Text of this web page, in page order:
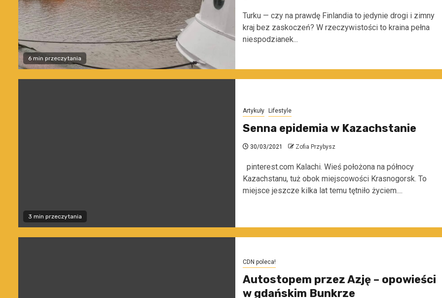
6 min przeczytania
Turku — czy na prawdę Finlandia to jedynie drogi i zimny
kraj bez zaskoczeń? W rzeczywistości to kraina pełna
niespodzianek...
3 min przeczytania
Artykuły Lifestyle
Senna epidemia w Kazachstanie
30/03/2021 Zofia Przybysz
pinterest.com Kalachi. Wieś położona na północy
Kazachstanu, tuż obok miejscowości Krasnogorsk. To
miejsce jeszcze kilka lat temu tętniło życiem....
CDN poleca!
Autostopem przez Azję – opowieści
w gdańskim Bunkrze